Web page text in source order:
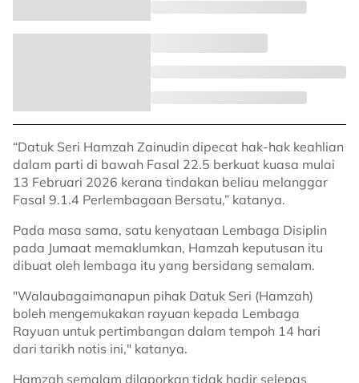
“Datuk Seri Hamzah Zainudin dipecat hak-hak keahlian
dalam parti di bawah Fasal 22.5 berkuat kuasa mulai
13 Februari 2026 kerana tindakan beliau melanggar
Fasal 9.1.4 Perlembagaan Bersatu,” katanya.
Pada masa sama, satu kenyataan Lembaga Disiplin
pada Jumaat memaklumkan, Hamzah keputusan itu
dibuat oleh lembaga itu yang bersidang semalam.
"Walaubagaimanapun pihak Datuk Seri (Hamzah)
boleh mengemukakan rayuan kepada Lembaga
Rayuan untuk pertimbangan dalam tempoh 14 hari
dari tarikh notis ini," katanya.
Hamzah semalam dilaporkan tidak hadir selepas